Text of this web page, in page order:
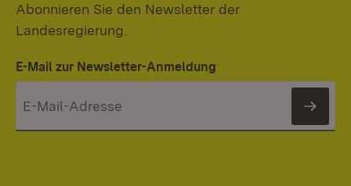
Abonnieren Sie den Newsletter der
Landesregierung.
E-Mail zur Newsletter-Anmeldung